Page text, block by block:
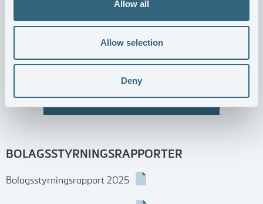
Allow all
Allow selection
Deny
TILL KALENDARIUM
BOLAGSSTYRNINGSRAPPORTER
Bolagsstyrningsrapport 2025